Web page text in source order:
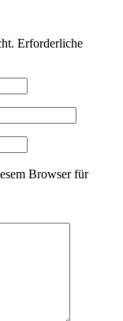
Erforderliche
Browser für